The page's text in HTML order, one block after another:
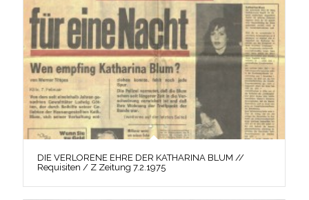
DIE VERLORENE EHRE DER KATHARINA BLUM //
Requisiten / Z Zeitung 7.2.1975